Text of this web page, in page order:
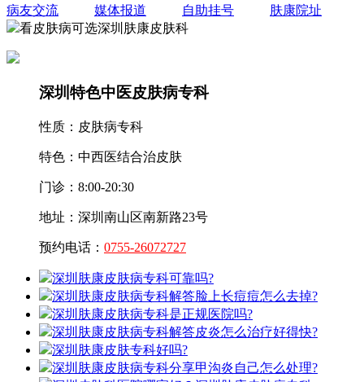
病友交流
媒体报道 自助挂号
肤康院址
看皮肤病可选深圳肤康皮肤科
深圳特色中医皮肤病专科
性质： 皮肤病专科
特色： 中西医结合治皮肤
门诊： 8:00-20:30
地址： 深圳南山区南新路23号
预约电话： 0755-26072727
深圳肤康皮肤病专科可靠吗?
深圳肤康皮肤病专科解答脸上长痘痘怎么去掉?
深圳肤康皮肤病专科是正规医院吗?
深圳肤康皮肤病专科解答皮炎怎么治疗好得快?
深圳肤康皮肤专科好吗?
深圳肤康皮肤病专科分享甲沟炎自己怎么处理?